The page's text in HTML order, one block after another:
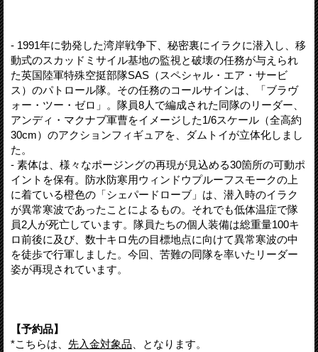
- 1991年に勃発した湾岸戦争下、秘密裏にイラクに潜入し、移
動式のスカッドミサイル基地の監視と破壊の任務が与えられ
た英国陸軍特殊空挺部隊SAS（スペシャル・エア・サービ
ス）のパトロール隊。その任務のコールサインは、「ブラヴ
ォー・ツー・ゼロ」。隊員8人で編成された同隊のリーダー、
アンディ・マクナブ軍曹をイメージした1/6スケール（全高約
30cm）のアクションフィギュアを、ダムトイが立体化しまし
た。
- 素体は、様々なポージングの再現が見込める30箇所の可動ポ
イントを保有。防水防寒用ウィンドウプルーフスモークの上
に着ている橙色の「シェパードローブ」は、潜入時のイラク
が異常寒波であったことによるもの。それでも低体温症で隊
員2人が死亡しています。隊員たちの個人装備は総重量100キ
ロ前後に及び、数十キロ先の目標地点に向けて異常寒波の中
を徒歩で行軍しました。今回、苦難の同隊を率いたリーダー
姿が再現されています。
【予約品】
*こちらは、 先入金対象品 、となります。